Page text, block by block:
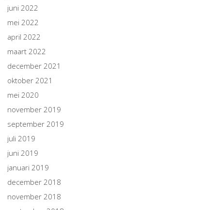
juni 2022
mei 2022
april 2022
maart 2022
december 2021
oktober 2021
mei 2020
november 2019
september 2019
juli 2019
juni 2019
januari 2019
december 2018
november 2018